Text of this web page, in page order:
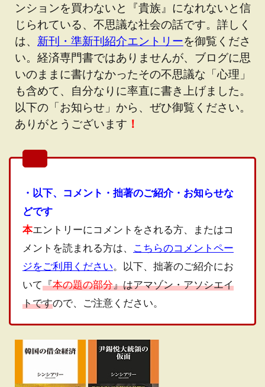
ンションを買わないと『貴族』になれないと信
じられている、不思議な社会の話です。詳しく
は、 新刊・準新刊紹介エントリーを御覧くださ
い。経済専門書ではありませんが、ブログに思
いのままに書けなかったその不思議な「心理」
も含めて、自分なりに率直に書き上げました。
以下の「お知らせ」から、ぜひ御覧ください。
ありがとうございます ！
・以下、コメント・拙著のご紹介・お知らせな
どです
本エントリーにコメントをされる方、またはコ
メントを読まれる方は、 こちらのコメントペー
ジをご利用ください。以下、拙著のご紹介にお
いて『本の題の部分』はアマゾン・アソシエイ
トですので、ご注意ください。